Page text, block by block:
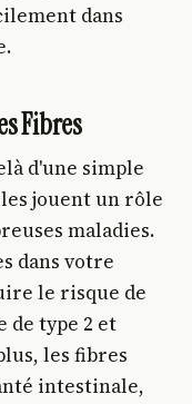
dans
Fibres
d'une simple
jouent un rôle
maladies.
dans votre
le risque de
de type 2 et
les fibres
intestinale,